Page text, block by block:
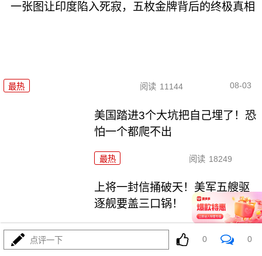
一张图让印度陷入死寂，五枚金牌背后的终极真相
最热 阅读 11144 08-03
美国踏进3个大坑把自己埋了！恐
怕一个都爬不出
最热 阅读 18249
上将一封信捅破天！美军五艘驱
逐舰要盖三口锅！
最热
点评一下 0 0